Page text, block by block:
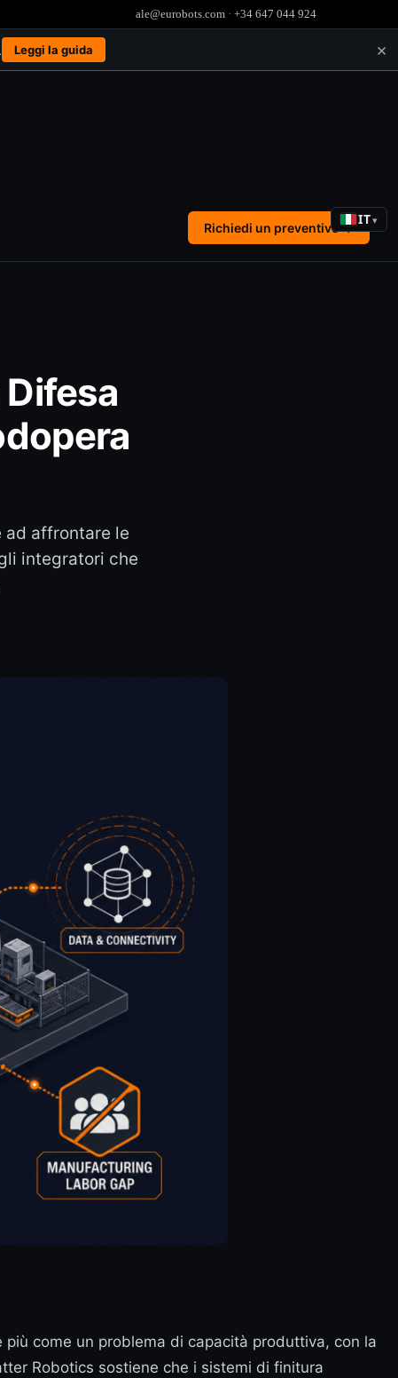
ale@eurobots.com · +34 647 044 924
Leggi la guida ×
Richiedi un preventivo → IT▾
ad affrontare le
integratori che
come un problema di capacità produttiva, con la
Robotics sostiene che i sistemi di finitura